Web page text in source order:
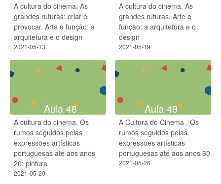
A cultura do cinema. As
grandes ruturas: criar é
provocar. Arte e função: a
arquitetura e o design
2021-05-13
A cultura do cinema. As
grandes ruturas. Arte e
função: a arquitetura e o
design
2021-05-19
Aula 48
A cultura do cinema. Os
rumos seguidos pelas
expressões artísticas
portuguesas até aos anos
20: pintura
2021-05-20
Aula 49
A Cultura do Cinema . Os
rumos seguidos pelas
expressões artísticas
portuguesas até aos anos 60
2021-05-26